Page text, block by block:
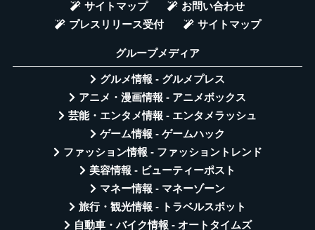
サイトマップ
お問い合わせ
プレスリリース受付
サイトマップ
グループメディア
グルメ情報 - グルメプレス
アニメ・漫画情報 - アニメボックス
芸能・エンタメ情報 - エンタメラッシュ
ゲーム情報 - ゲームハック
ファッション情報 - ファッショントレンド
美容情報 - ビューティーポスト
マネー情報 - マネーゾーン
旅行・観光情報 - トラベルスポット
自動車・バイク情報 - オートタイムズ